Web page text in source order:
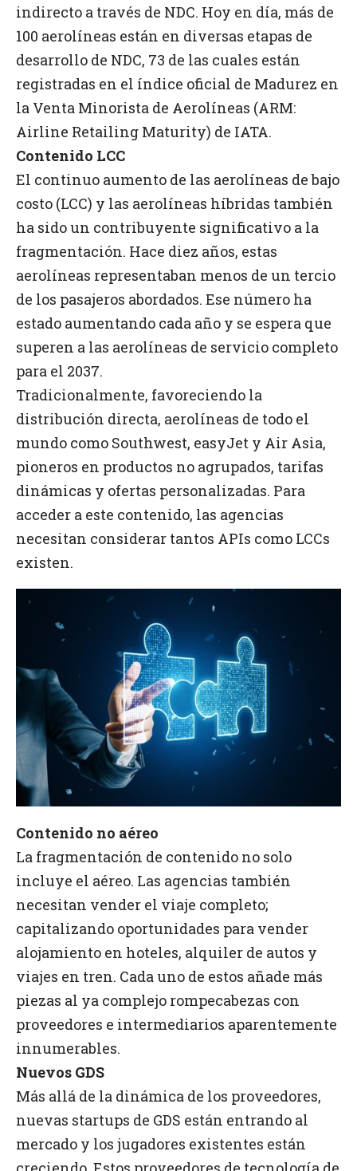
indirecto a través de NDC. Hoy en día, más de
100 aerolíneas están en diversas etapas de
desarrollo de NDC, 73 de las cuales están
registradas en el índice oficial de Madurez en
la Venta Minorista de Aerolíneas (ARM:
Airline Retailing Maturity) de IATA.
Contenido LCC
El continuo aumento de las aerolíneas de bajo
costo (LCC) y las aerolíneas híbridas también
ha sido un contribuyente significativo a la
fragmentación. Hace diez años, estas
aerolíneas representaban menos de un tercio
de los pasajeros abordados. Ese número ha
estado aumentando cada año y se espera que
superen a las aerolíneas de servicio completo
para el 2037.
Tradicionalmente, favoreciendo la
distribución directa, aerolíneas de todo el
mundo como Southwest, easyJet y Air Asia,
pioneros en productos no agrupados, tarifas
dinámicas y ofertas personalizadas. Para
acceder a este contenido, las agencias
necesitan considerar tantos APIs como LCCs
existen.
Contenido no aéreo
La fragmentación de contenido no solo
incluye el aéreo. Las agencias también
necesitan vender el viaje completo;
capitalizando oportunidades para vender
alojamiento en hoteles, alquiler de autos y
viajes en tren. Cada uno de estos añade más
piezas al ya complejo rompecabezas con
proveedores e intermediarios aparentemente
innumerables.
Nuevos GDS
Más allá de la dinámica de los proveedores,
nuevas startups de GDS están entrando al
mercado y los jugadores existentes están